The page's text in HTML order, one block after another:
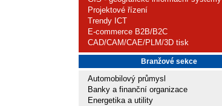
Projektové řízení
Trendy ICT
E-commerce B2B/B2C
CAD/CAM/CAE/PLM/3D tisk
Branžové sekce
Automobilový průmysl
Banky a finanční organizace
Energetika a utility